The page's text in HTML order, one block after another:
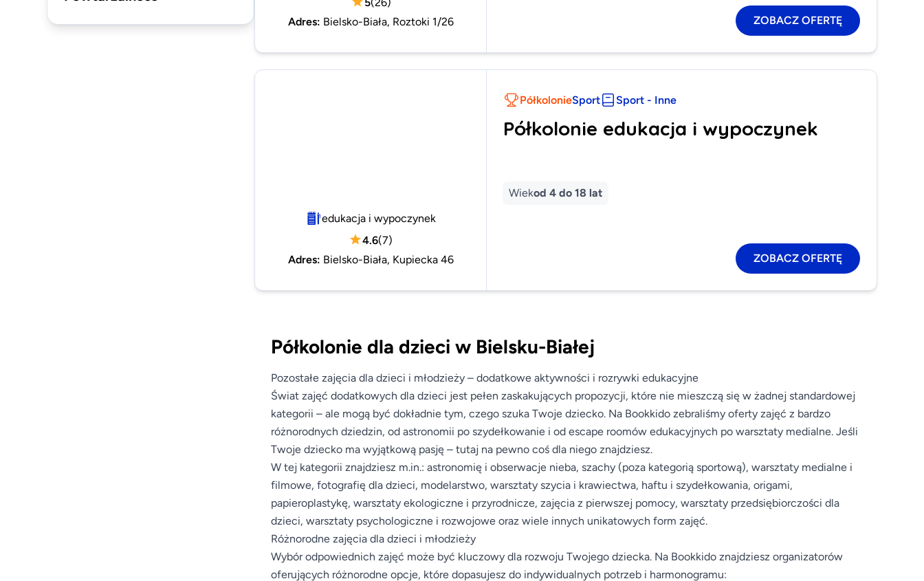
Adres: Bielsko-Biała, Roztoki 1/26 ZOBACZ OFERTĘ
edukacja i wypoczynek
4.6(7)
Adres: Bielsko-Biała, Kupiecka 46
PółkolonieSport Sport - Inne
Półkolonie edukacja i wypoczynek
Wiekod 4 do 18 lat
ZOBACZ OFERTĘ
Półkolonie dla dzieci w Bielsku-Białej
Pozostałe zajęcia dla dzieci i młodzieży – dodatkowe aktywności i rozrywki edukacyjne
Świat zajęć dodatkowych dla dzieci jest pełen zaskakujących propozycji, które nie mieszczą się w żadnej standardowej
kategorii – ale mogą być dokładnie tym, czego szuka Twoje dziecko. Na Bookkido zebraliśmy oferty zajęć z bardzo
różnorodnych dziedzin, od astronomii po szydełkowanie i od escape roomów edukacyjnych po warsztaty medialne. Jeśli
Twoje dziecko ma wyjątkową pasję – tutaj na pewno coś dla niego znajdziesz.
W tej kategorii znajdziesz m.in.: astronomię i obserwacje nieba, szachy (poza kategorią sportową), warsztaty medialne i
filmowe, fotografię dla dzieci, modelarstwo, warsztaty szycia i krawiectwa, haftu i szydełkowania, origami,
papieroplastykę, warsztaty ekologiczne i przyrodnicze, zajęcia z pierwszej pomocy, warsztaty przedsiębiorczości dla
dzieci, warsztaty psychologiczne i rozwojowe oraz wiele innych unikatowych form zajęć.
Różnorodne zajęcia dla dzieci i młodzieży
Wybór odpowiednich zajęć może być kluczowy dla rozwoju Twojego dziecka. Na Bookkido znajdziesz organizatorów
oferujących różnorodne opcje, które dopasujesz do indywidualnych potrzeb i harmonogramu: